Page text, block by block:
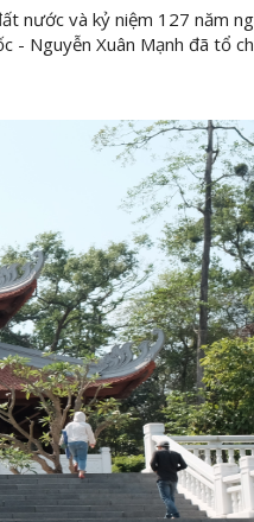
nước và kỷ niệm 127 năm
Nguyễn Xuân Mạnh đã tổ